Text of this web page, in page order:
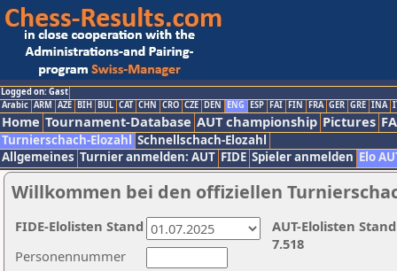
Logged on: Gast
Arabic ARM AZE BIH BUL CAT CHN CRO CZE DEN ENG ESP FAI FIN FRA GER GRE INA
Home Tournament-Database AUT championship Pictures
Turnierschach-Elozahl Schnellschach-Elozahl
Allgemeines Turnier anmelden: AUT FIDE Spieler anmelden Elo
Willkommen bei den offiziellen
Personennummer
AUT-Elolisten
7.518
FIDE-Elolisten Stand